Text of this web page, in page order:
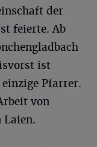
der
feierte. Ab
ist
Pfarrer.
von
Laien.